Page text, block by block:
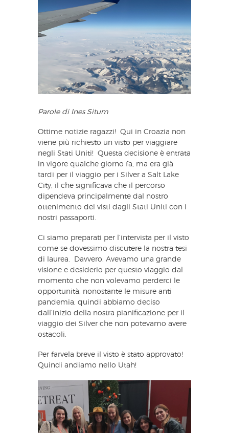
Parole di Ines Situm
Ottime notizie ragazzi! Qui in Croazia non
viene più richiesto un visto per viaggiare
negli Stati Uniti! Questa decisione è entrata
in vigore qualche giorno fa, ma era già
tardi per il viaggio per i Silver a Salt Lake
City, il che significava che il percorso
dipendeva principalmente dal nostro
ottenimento dei visti dagli Stati Uniti con i
nostri passaporti.
Ci siamo preparati per l’intervista per il visto
come se dovessimo discutere la nostra tesi
di laurea. Davvero. Avevamo una grande
visione e desiderio per questo viaggio dal
momento che non volevamo perderci le
opportunità, nonostante le misure anti
pandemia, quindi abbiamo deciso
dall’inizio della nostra pianificazione per il
viaggio dei Silver che non potevamo avere
ostacoli.
Per farvela breve il visto è stato approvato!
Quindi andiamo nello Utah!